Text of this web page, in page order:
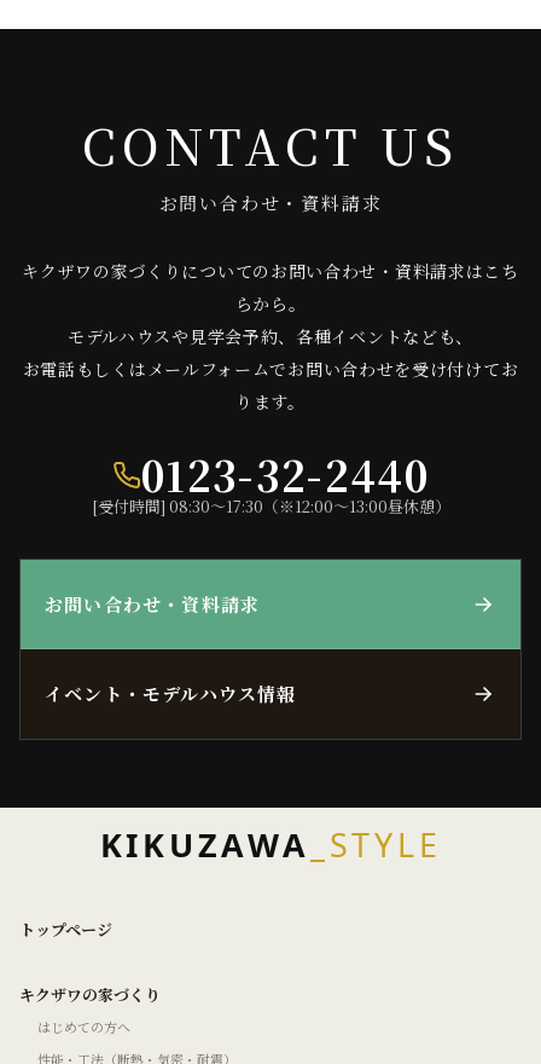
CONTACT US
お問い合わせ・資料請求
キクザワの家づくりについてのお問い合わせ・資料請求はこち
らから。
モデルハウスや見学会予約、各種イベントなども、
お電話もしくはメールフォームでお問い合わせを受け付けてお
ります。
0123-32-2440
[受付時間] 08:30〜17:30（※12:00〜13:00昼休憩）
お問い合わせ・資料請求
イベント・モデルハウス情報
KIKUZAWA _STYLE
トップページ
キクザワの家づくり
はじめての方へ
性能・工法（断熱・気密・耐震）